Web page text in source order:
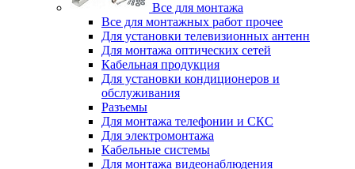
Все для монтажа
Все для монтажных работ прочее
Для установки телевизионных антенн
Для монтажа оптических сетей
Кабельная продукция
Для установки кондиционеров и
обслуживания
Разъемы
Для монтажа телефонии и СКС
Для электромонтажа
Кабельные системы
Для монтажа видеонаблюдения